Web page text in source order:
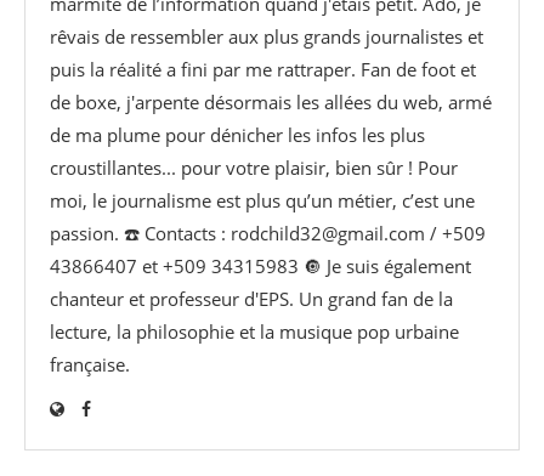
rêvais de ressembler aux plus grands journalistes et
puis la réalité a fini par me rattraper. Fan de foot et
de boxe, j'arpente désormais les allées du web, armé
de ma plume pour dénicher les infos les plus
croustillantes... pour votre plaisir, bien sûr ! Pour
moi, le journalisme est plus qu’un métier, c’est une
passion. ☎️ Contacts : rodchild32@gmail.com / +509
43866407 et +509 34315983 🔘 Je suis également
chanteur et professeur d'EPS. Un grand fan de la
lecture, la philosophie et la musique pop urbaine
française.